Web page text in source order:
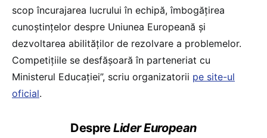
scop încurajarea lucrului în echipă, îmbogățirea
cunoștințelor despre Uniunea Europeană și
dezvoltarea abilităților de rezolvare a problemelor.
Competițiile se desfășoară în parteneriat cu
Ministerul Educației”, scriu organizatorii pe site-ul
oficial.
DespreLider European